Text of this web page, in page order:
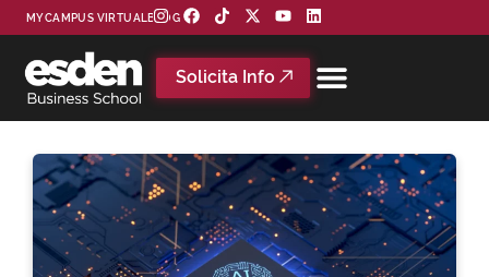
MYCAMPUS VIRTUAL BLOG
Solicita Info